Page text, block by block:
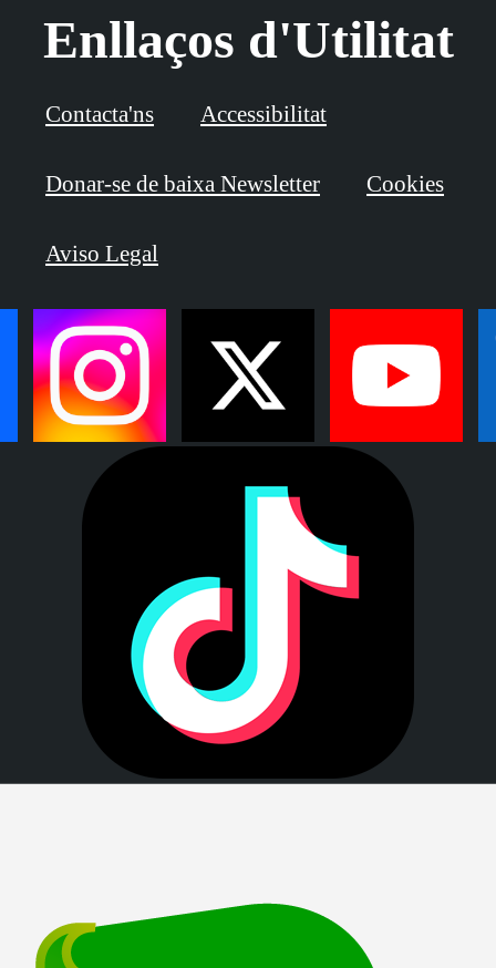
Enllaços d'Utilitat
Contacta'ns Accessibilitat
Donar-se de baixa Newsletter Cookies
Aviso Legal